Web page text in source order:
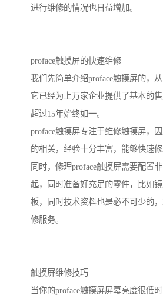
进行维修的情况也日益增加。
proface触摸屏的快速维修
我们先简单介绍proface触摸屏的，从
它已经为上万家企业提供了基本的售
超过15年始终如一。
proface触摸屏专注于维修触摸屏，
的相关，经验十分丰富，能够快速修
同时，修理proface触摸屏需要配置
起，同时准备好充足的零件，比如
板，同时技术资料也是必不可少的
修服务。
触摸屏维修技巧
当你的proface触摸屏屏幕亮度很低